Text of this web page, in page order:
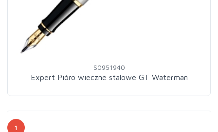
S0951940
Expert Pióro wieczne stalowe GT Waterman
1